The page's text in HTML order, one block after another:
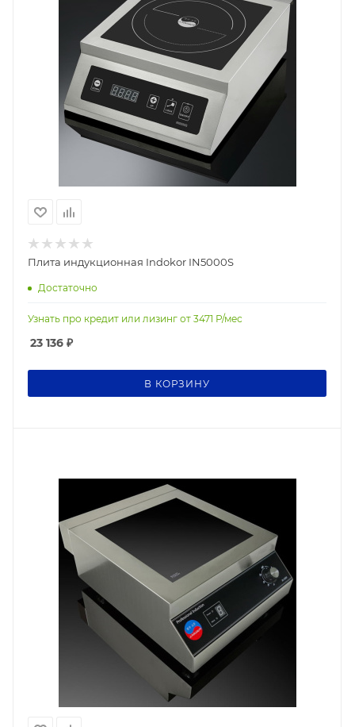
Плита индукционная Indokor IN5000S
Достаточно
Узнать про кредит или лизинг от 3471 Р/мес
23 136 ₽
В КОРЗИНУ